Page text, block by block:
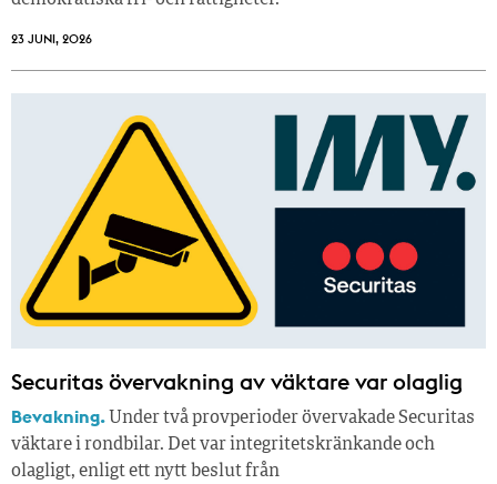
23 JUNI, 2026
Securitas övervakning av väktare var olaglig
Bevakning. Under två provperioder övervakade Securitas
väktare i rondbilar. Det var integritetskränkande och
olagligt, enligt ett nytt beslut från